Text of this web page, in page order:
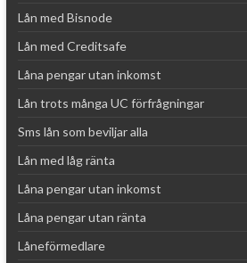
Lån med Bisnode
Lån med Creditsafe
Låna pengar utan inkomst
Lån trots många UC förfrågningar
Sms lån som beviljar alla
Lån med låg ränta
Låna pengar utan inkomst
Låna pengar utan ränta
Låneförmedlare